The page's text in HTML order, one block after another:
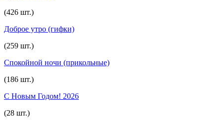
(426 шт.)
Доброе утро (гифки)
(259 шт.)
Спокойной ночи (прикольные)
(186 шт.)
С Новым Годом! 2026
(28 шт.)